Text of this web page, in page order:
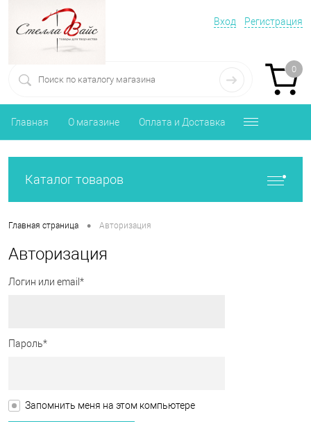
Вход Регистрация
0
Главная О магазине Оплата и Доставка
Каталог товаров
Главная страница • Авторизация
Авторизация
Логин или email*
Пароль*
Запомнить меня на этом компьютере